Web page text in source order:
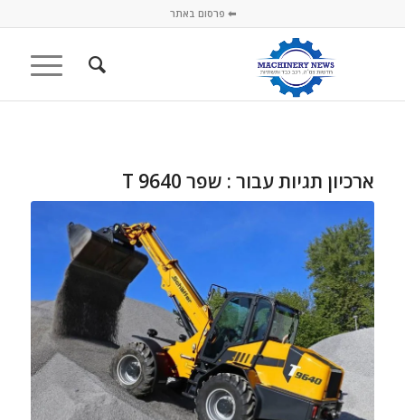
⬅ פרסום באתר
ארכיון תגיות עבור : שפר 9640 T